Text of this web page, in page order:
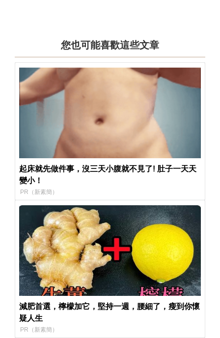
您也可能喜歡這些文章
起床就先做件事，沒三天小腹就不見了! 肚子一天天
變小！
PR（新素簡）
減肥首選，檸檬加它，堅持一週，腰細了，瘦到你懷
疑人生
PR（新素簡）